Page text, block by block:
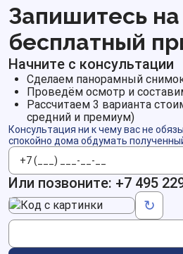
Запишитесь на
бесплатный
Начните с консультации
Сделаем панорамный
Проведём осмотр и
Рассчитаем 3 варианта
средний и премиум)
Консультация ни к чему вас не
спокойно дома обдумать
Телефон
Или позвоните: +7 495
↻
Код с картинки